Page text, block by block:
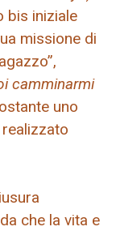
bis iniziale
missione di
camminarmi
uno
che la vita e